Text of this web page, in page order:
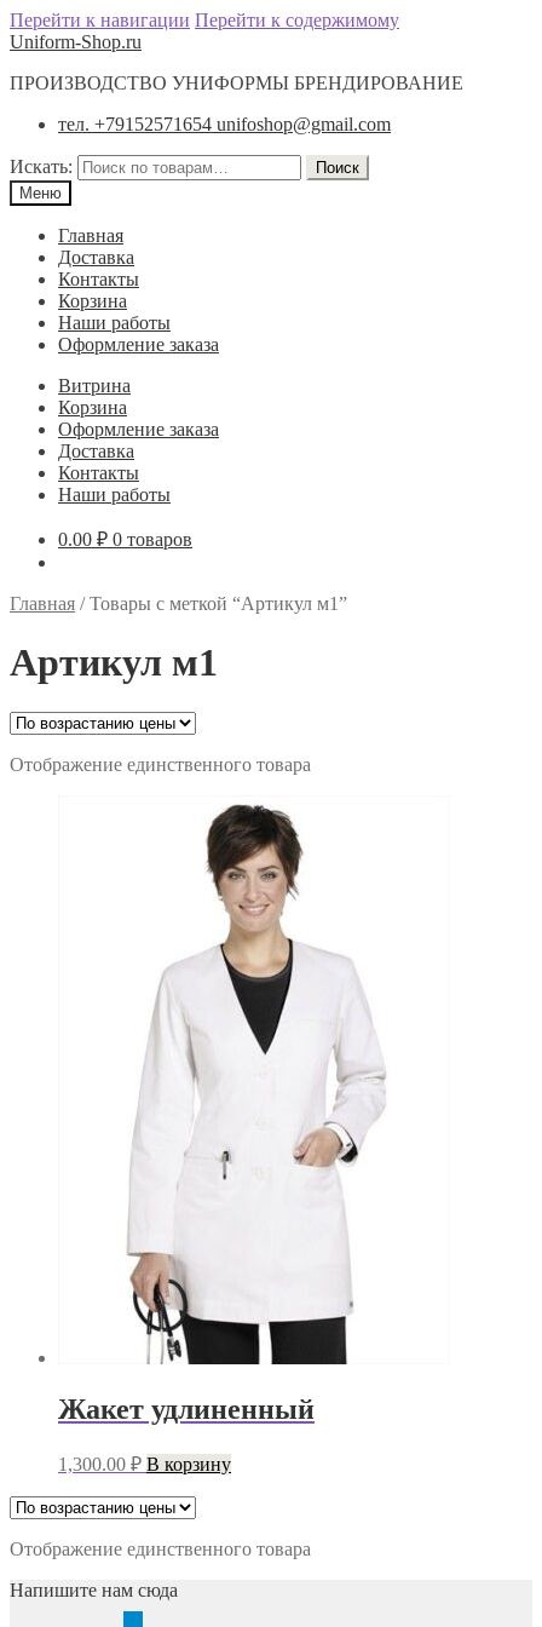
Перейти к навигации Перейти к содержимому
Uniform-Shop.ru
ПРОИЗВОДСТВО УНИФОРМЫ БРЕНДИРОВАНИЕ
тел. +79152571654 unifoshop@gmail.com
Искать:
Поиск
Меню
Главная
Доставка
Контакты
Корзина
Наши работы
Оформление заказа
Витрина
Корзина
Оформление заказа
Доставка
Контакты
Наши работы
0.00 ₽ 0 товаров
Главная /Товары с меткой “Артикул м1”
Артикул м1
Отображение единственного товара
Жакет удлиненный
1,300.00 ₽ В корзину
Отображение единственного товара
Напишите нам сюда